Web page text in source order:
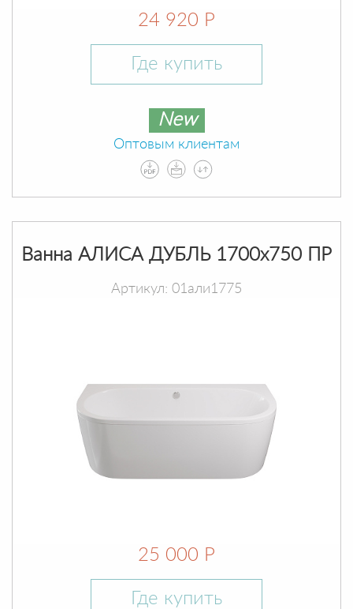
24 920 Р
Где купить
New
Оптовым клиентам
Ванна АЛИСА ДУБЛЬ 1700х750 ПР
Артикул: 01али1775
25 000 Р
Где купить